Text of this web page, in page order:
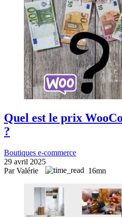
Quel est le prix
?
Boutiques e-commerce
29 avril 2025
Par Valérie
16mn